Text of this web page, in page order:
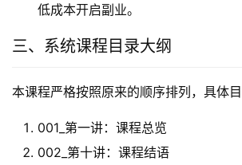
低成本开启副业。
三、系统课程目录大纲
本课程严格按照原来的顺序排列，具体目
001_第一讲：课程总览
002_第十讲：课程结语